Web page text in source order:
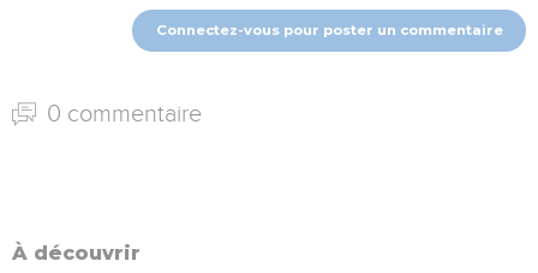
Connectez-vous pour poster un commentaire
0 commentaire
À découvrir